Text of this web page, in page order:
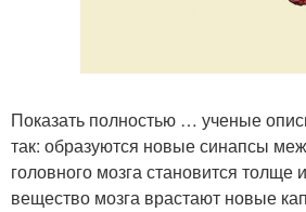
Показать полностью … ученые
так: образуются новые синапсы
головного мозга становится толще
вещество мозга врастают новые